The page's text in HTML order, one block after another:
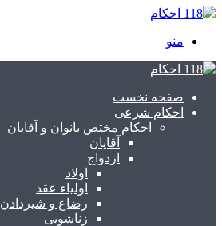
منو
صفحه نخست
احکام شرعی
احکام مختص بانوان و آقایان
آقایان
ازدواج
اولاد
اولیاء عقد
رضاع و شیردادن
زناشویی